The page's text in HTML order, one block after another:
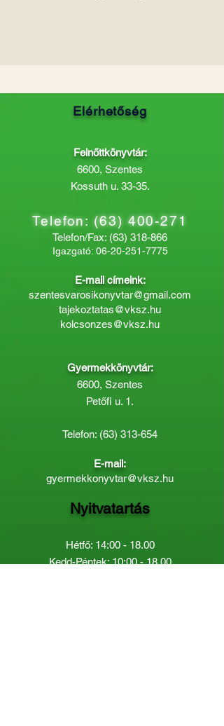
Elérhetőség
Felnőttkönyvtár:
6600, Szentes
Kossuth u. 33-35.
Telefon:(63) 400-271
Telefon/Fax: (63) 318-866
Igazgató: 06-20-251-7775
E-mail címeink:
szentesvarosikonyvtar@gmail.com
tajekoztatas@vksz.hu
kolcsonzes@vksz.hu
Gyermekkönyvtár:
6600, Szentes
Petőfi u. 1.
Telefon: (63) 313-654
E-mail:
gyermekkonyvtar@vksz.hu
Nyitvatartás
Hétfő: 14:00 - 18.00
Kedd-Péntek: 10:00 - 18.00